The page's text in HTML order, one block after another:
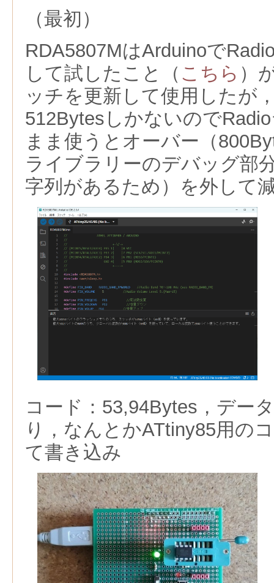
（最初）
RDA5807MはArduinoで
して試したこと（ こちら ）
ッチを更新して使用したが
512Bytesしかないので
まま使うとオーバー（
ライブラリーのデバッグ部
字列があるため）を外して
コード：53,94Bytes，デー
り，なんとかATtiny85用の
て書き込み